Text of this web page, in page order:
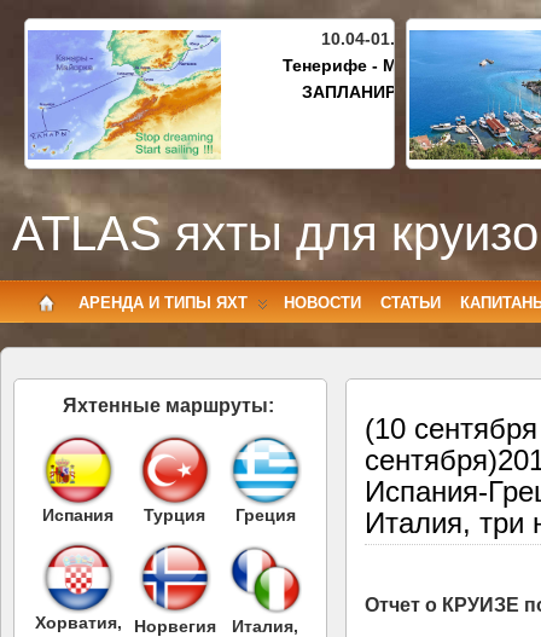
10.04-01.05.2027
Тенерифе - Майорка
ЗАПЛАНИРОВАНО
ATLAS яхты для
АРЕНДА И ТИПЫ ЯХТ НОВОСТИ СТАТЬИ
(10
Испания-
Италия, три
Отчет о КРУИЗЕ
Яхтенные маршруты:
Испания Турция Греция
Хорватия,
Норвегия
Италия,